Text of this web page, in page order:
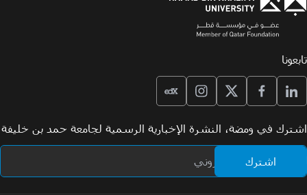
تابعونا
اشترك في ومضة، النشرة الإخبارية الرسمية لجامعة حمد بن خليفة